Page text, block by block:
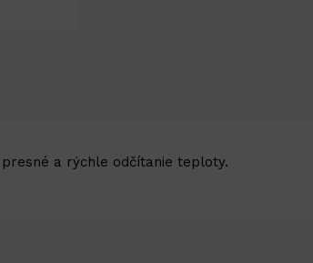
a rýchle odčítanie teploty.